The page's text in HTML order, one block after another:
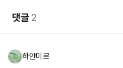
댓글2
하얀미르